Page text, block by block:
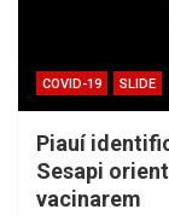
COVID-19 SLIDE
Piauí
Sesapi
vacinarem